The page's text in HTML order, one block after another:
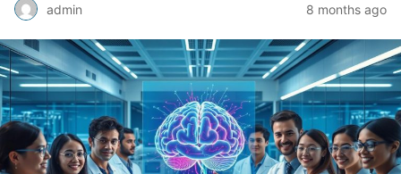
admin 8 months ago